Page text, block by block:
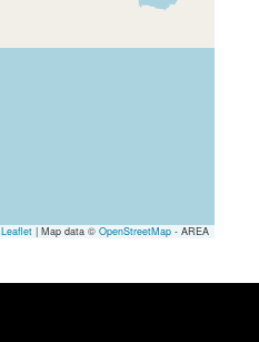
Leaflet | Map data ©OpenStreetMap - AREA